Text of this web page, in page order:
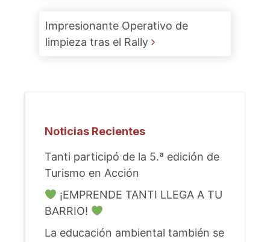
Impresionante Operativo de
limpieza tras el Rally
Noticias Recientes
Tanti participó de la 5.ª edición de
Turismo en Acción
¡EMPRENDE TANTI LLEGA A TU
BARRIO!
La educación ambiental también se